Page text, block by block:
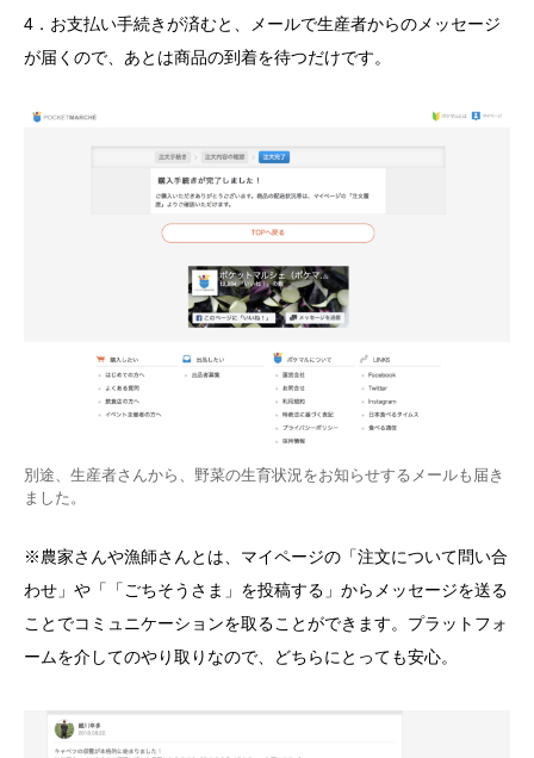
4．お支払い手続きが済むと、メールで生産者からのメッセージ
が届くので、あとは商品の到着を待つだけです。
別途、生産者さんから、野菜の生育状況をお知らせするメールも届き
ました。
※農家さんや漁師さんとは、マイページの「注文について問い合
わせ」や「「ごちそうさま」を投稿する」からメッセージを送る
ことでコミュニケーションを取ることができます。プラットフォ
ームを介してのやり取りなので、どちらにとっても安心。